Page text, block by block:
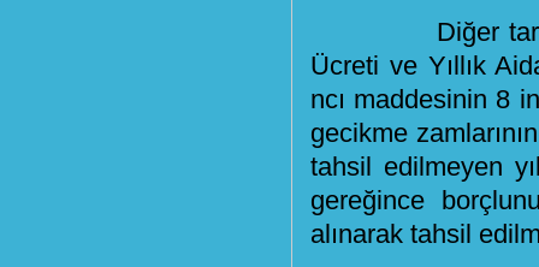
Diğer taraftan,
Ücreti ve Yıllık
ncı maddesinin 8
gecikme
tahsil edilmeyen
gereğince
alınarak tahsil